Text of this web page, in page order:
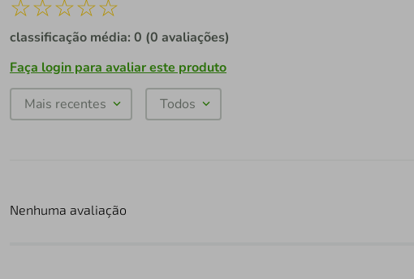
☆☆☆☆☆
classificação média: 0 (0 avaliações)
Faça login para avaliar este produto
Mais recentes Todos
Nenhuma avaliação